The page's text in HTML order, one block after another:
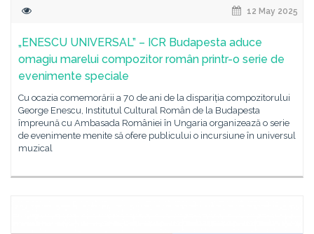
12 May 2025
„ENESCU UNIVERSAL” – ICR Budapesta aduce
omagiu marelui compozitor român printr-o serie de
evenimente speciale
Cu ocazia comemorării a 70 de ani de la dispariția compozitorului
George Enescu, Institutul Cultural Român de la Budapesta
împreună cu Ambasada României în Ungaria organizează o serie
de evenimente menite să ofere publicului o incursiune în universul
muzical